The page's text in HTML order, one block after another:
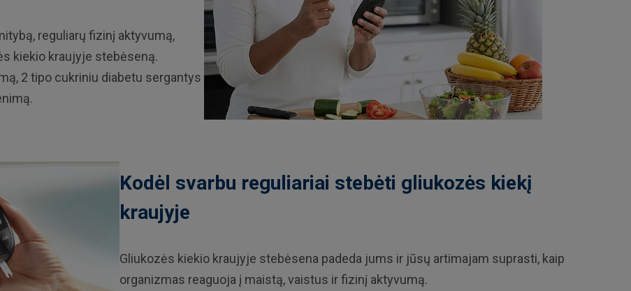
reguliarų fizinį aktyvumą,
kiekio kraujyje stebėseną.
2 tipo cukriniu diabetu sergantys
Kodėl svarbu reguliariai stebėti gliukozės kiekį
kraujyje
Gliukozės kiekio kraujyje stebėsena padeda jums ir jūsų artimajam suprasti, kaip
organizmas reaguoja į maistą, vaistus ir fizinį aktyvumą.